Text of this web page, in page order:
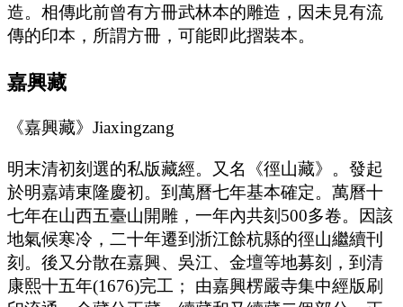
造。相傳此前曾有方冊武林本的雕造，因未見有流
傳的印本，所謂方冊，可能即此摺裝本。
嘉興藏
《嘉興藏》Jiaxingzang
明末清初刻選的私版藏經。又名《徑山藏》。發起
於明嘉靖東隆慶初。到萬曆七年基本確定。萬曆十
七年在山西五臺山開雕，一年內共刻500多卷。因該
地氣候寒冷，二十年遷到浙江餘杭縣的徑山繼續刊
刻。後又分散在嘉興、吳江、金壇等地募刻，到清
康熙十五年(1676)完工； 由嘉興楞嚴寺集中經版刷